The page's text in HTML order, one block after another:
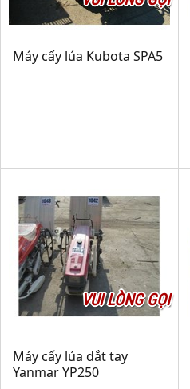
Máy cấy lúa Kubota SPA5
VUI LÒNG GỌI
Máy cấy lúa dắt tay
Yanmar YP250